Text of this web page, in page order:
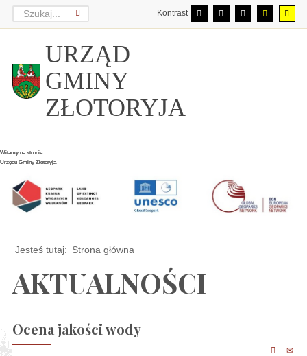
Kontrast
URZĄD
GMINY
ZŁOTORYJA
Witamy na stronie
Urzędu Gminy Złotoryja
Witamy na stronie
Urzędu Gminy Złotoryja
Witamy na stronie
Urzędu Gminy Złotoryja
Jesteś tutaj: Strona główna
AKTUALNOŚCI
Ocena jakości wody